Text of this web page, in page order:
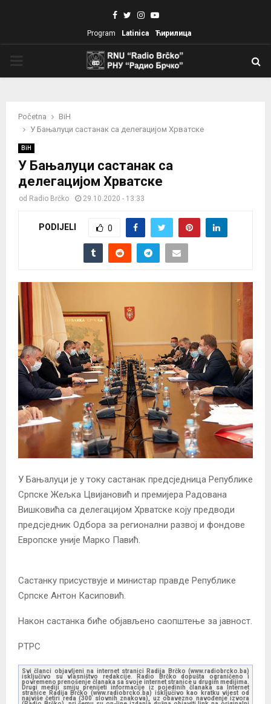
Facebook
TwitterInstagram
Youtube
Program Latinica Ћирилица
Početna
BiH
У Бањалуци састанак са делегацијом Хрватске
BiH
У Бањалуци састанак са
делегацијом Хрватске
od Radio Brčko 29.10.2020 - 13:33
PODIJELI 0
У Бањалуци је у току састанак предсједница Републике
Српске Жељка Цвијановић и премијера Радована
Вишковића са делегацијом Хрватске коју предводи
предсједник Одбора за регионални развој и фондове
Европске уније Марко Павић.
Састанку присуствује и министар правде Републике
Српске Антон Касиповић.
Након састанка биће објављено саопштење за јавност.
РТРС
Svi članci objavljeni na internet stranici Radija Brčko (www.radiobrcko.ba)
isključivo su vlasništvo redakcije. Radio Brčko dopušta ograničeno i
povremeno prenošenje članaka sa svoje internet stranice u drugim medijima.
Drugi mediji smiju prenijeti informacije iz pojedinih članaka sa Internet
stranice Radija Brčko (www.radiobrcko.ba) isključivo kao kratku vijest od
najviše četiri reda (300 slovnih znakova), uz obavezno navođenje izvora